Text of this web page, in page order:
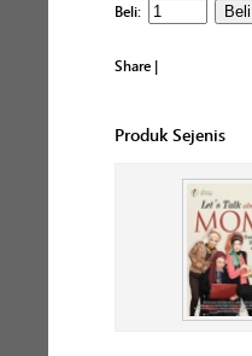
Beli:
Share |
Produk Sejenis